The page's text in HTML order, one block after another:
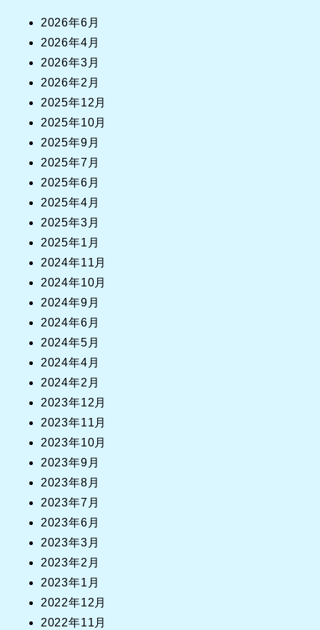
2026年6月
2026年4月
2026年3月
2026年2月
2025年12月
2025年10月
2025年9月
2025年7月
2025年6月
2025年4月
2025年3月
2025年1月
2024年11月
2024年10月
2024年9月
2024年6月
2024年5月
2024年4月
2024年2月
2023年12月
2023年11月
2023年10月
2023年9月
2023年8月
2023年7月
2023年6月
2023年3月
2023年2月
2023年1月
2022年12月
2022年11月